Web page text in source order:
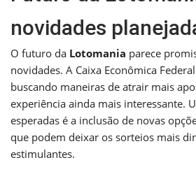
novidades
O futuro da Lotomania parece
novidades. A Caixa Econômica
buscando maneiras de atrair mais
experiência ainda mais interessante.
esperadas é a inclusão de novas
que podem deixar os sorteios mais
estimulantes.